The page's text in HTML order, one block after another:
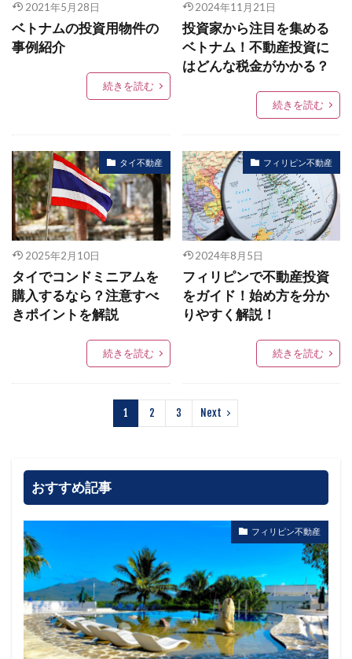
2021年5月28日
ベトナムの投資用物件の
事例紹介
続きを読む
2024年11月21日
投資家から注目を集める
ベトナム！不動産投資に
はどんな税金がかかる？
続きを読む
タイ不動産
2025年2月10日
タイでコンドミニアムを
購入するなら？注意すべ
きポイントを解説
続きを読む
フィリピン不動産
2024年8月5日
フィリピンで不動産投資
をガイド！始め方を分か
りやすく解説！
続きを読む
1 2 3 Next
おすすめ記事
フィリピン不動産